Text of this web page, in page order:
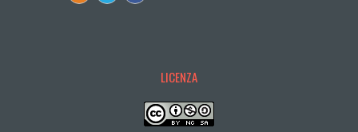
LICENZA